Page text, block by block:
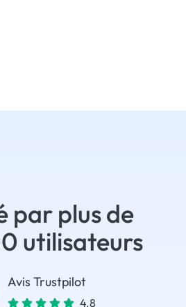
par plus de
utilisateurs
Avis Trustpilot
4.8